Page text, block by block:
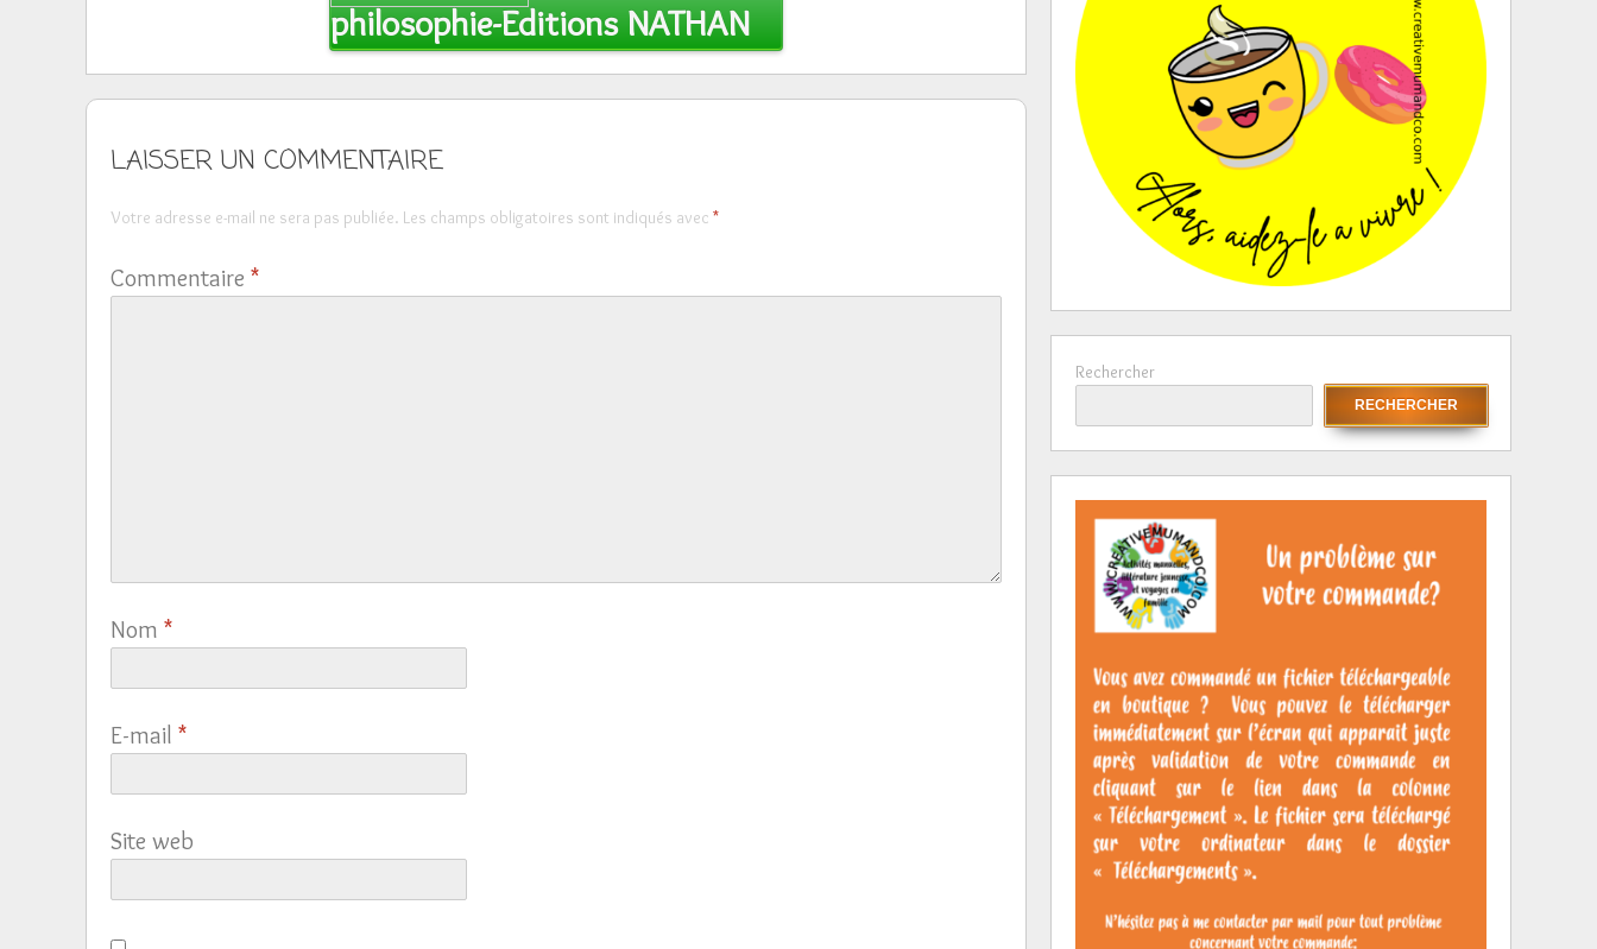
philosophie-Editions NATHAN
LAISSER UN COMMENTAIRE
Votre adresse e-mail ne sera pas publiée. Les champs obligatoires sont indiqués avec *
Commentaire *
Nom *
E-mail *
Site web
Rechercher
RECHERCHER